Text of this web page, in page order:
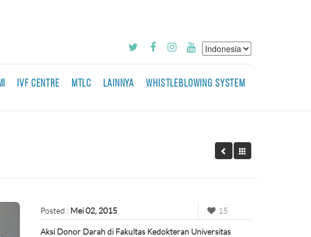
IVF CENTRE MTLC LAINNYA WHISTLEBLOWING SYSTEM
Posted : Mei 02, 2015 15
Aksi Donor Darah di Fakultas Kedokteran Universitas